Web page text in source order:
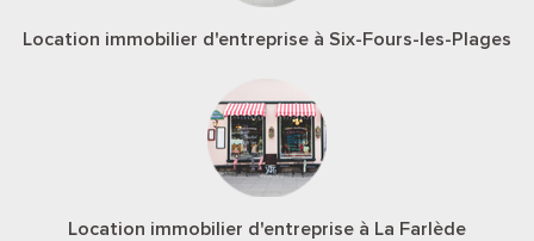
Location immobilier d'entreprise à Six-Fours-les-Plages
Location immobilier d'entreprise à La Farlède